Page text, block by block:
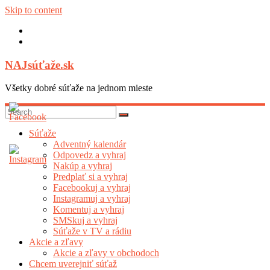
Skip to content
NAJsúťaže.sk
Všetky dobré súťaže na jednom mieste
Súťaže
Adventný kalendár
Odpovedz a vyhraj
Nakúp a vyhraj
Predplať si a vyhraj
Facebookuj a vyhraj
Instagramuj a vyhraj
Komentuj a vyhraj
SMSkuj a vyhraj
Súťaže v TV a rádiu
Akcie a zľavy
Akcie a zľavy v obchodoch
Chcem uverejniť súťaž